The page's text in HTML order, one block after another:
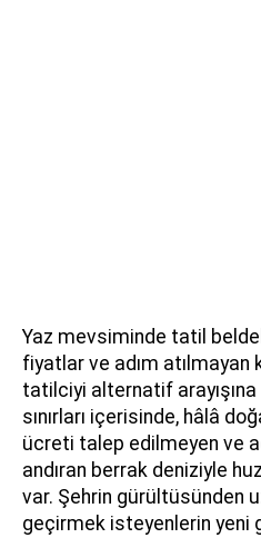
Yaz mevsiminde tatil
fiyatlar ve adım atılmayan
tatilciyi alternatif
sınırları içerisinde, hâlâ
ücreti talep edilmeyen ve
andıran berrak deniziyle
var. Şehrin gürültüsünden
geçirmek isteyenlerin yeni